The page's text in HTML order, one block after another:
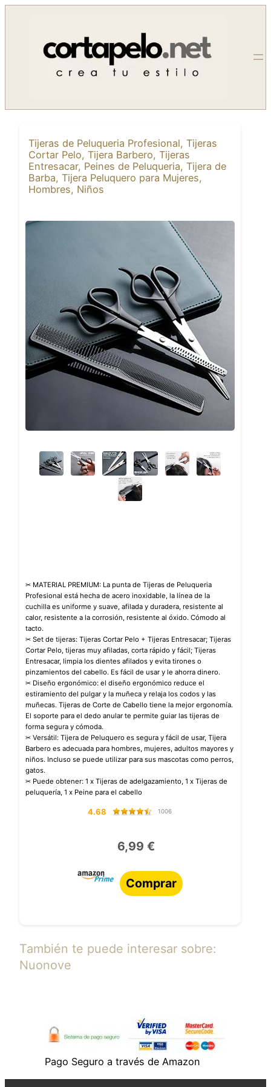
contenido
Tijeras de Peluqueria Profesional, Tijeras
Cortar Pelo, Tijera Barbero, Tijeras
Entresacar, Peines de Peluqueria, Tijera de
Barba, Tijera Peluquero para Mujeres,
Hombres, Niños
✂ MATERIAL PREMIUM: La punta de Tijeras de Peluqueria
Profesional está hecha de acero inoxidable, la línea de la
cuchilla es uniforme y suave, afilada y duradera, resistente al
calor, resistente a la corrosión, resistente al óxido. Cómodo al
tacto.
✂ Set de tijeras: Tijeras Cortar Pelo + Tijeras Entresacar; Tijeras
Cortar Pelo, tijeras muy afiladas, corta rápido y fácil; Tijeras
Entresacar, limpia los dientes afilados y evita tirones o
pinzamientos del cabello. Es fácil de usar y le ahorra dinero.
✂ Diseño ergonómico: el diseño ergonómico reduce el
estiramiento del pulgar y la muñeca y relaja los codos y las
muñecas. Tijeras de Corte de Cabello tiene la mejor ergonomía.
El soporte para el dedo anular te permite guiar las tijeras de
forma segura y cómoda.
✂ Versátil: Tijera de Peluquero es segura y fácil de usar, Tijera
Barbero es adecuada para hombres, mujeres, adultos mayores y
niños. Incluso se puede utilizar para sus mascotas como perros,
gatos.
✂ Puede obtener: 1 x Tijeras de adelgazamiento, 1 x Tijeras de
peluquería, 1 x Peine para el cabello
4.68 1006
6,99 €
Comprar
También te puede interesar sobre:
Nuonove
Pago Seguro a través de Amazon